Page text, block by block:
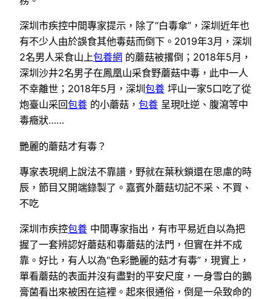
深圳市疾控中間專家提示，除了“白毒傘”，深圳近年也
有不少人由於誤食其他毒菇而倒下。2019年3月，深圳
2名男人采食山上包養網 的蘑菇被撂倒；2018年5月，
深圳沙井2名男子在鳳凰山采食野蘑菇中毒，此中一人
不幸離世；2018年5月，深圳 包養 坪山一家5口吃了從
炮臺山采回包養 的小蘑菇， 包養 呈現吐逆、腹瀉等中
毒癥狀……
艷麗的蘑菇才有毒？
專家表現網上說法不靠譜，野就在葉秋鎖還在思慮的時
辰，節目又開端錄製了。嘉賓外蘑菇切記不采、不買、
不吃
深圳市疾控包養 中間專家指出，有市平易近自以為把
握了一套辨認好蘑菇和毒蘑菇的法門，但實在并不成
靠。好比，有人以為“色彩艷麗的菇才有毒”，現實上，
單看蘑菇的表面并沒有盡對的平安尺度，一身雪白的鵝
膏菌看出來被困在這裡。起來很通俗，倒是一朵致命的